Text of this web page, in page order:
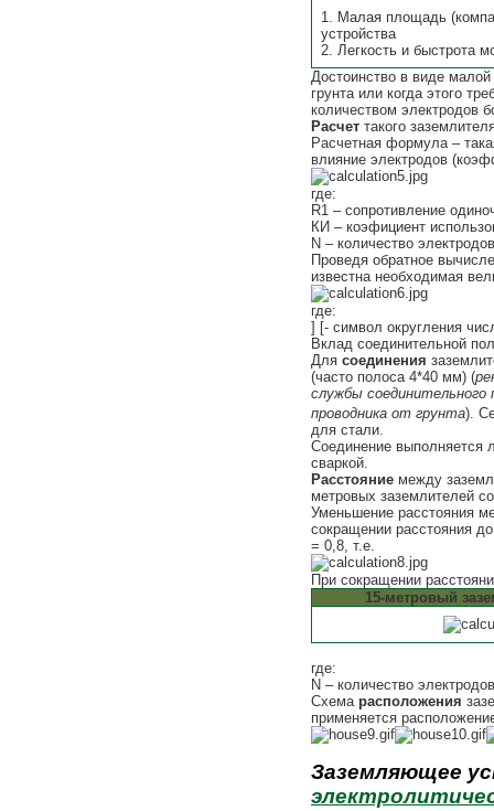
1. Малая площадь
устройства
2. Легкость и быстрота
Достоинство в виде малой
грунта или когда этого
количеством электродов
Расчет такого
Расчетная формула –
влияние электродов
где:
R1 – сопротивление
КИ – коэфициент
N – количество
Проведя обратное
известна необходимая
где:
] [- символ округления
Вклад соединительной
Для соединения
(часто полоса 4*40 мм) (
службы соединительного
проводника от грунта).
для стали.
Соединение выполняется
сваркой.
Расстояние между
метровых заземлителей
Уменьшение расстояния
сокращении расстояния
= 0,8, т.е.
При сокращении
15-метровый
где:
N – количество
Схема расположения
применяется
Заземляющее